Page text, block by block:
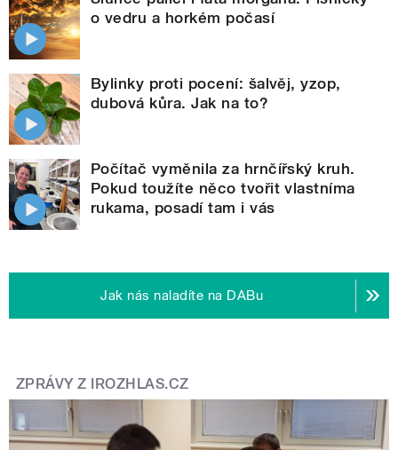
o vedru a horkém počasí
Bylinky proti pocení: šalvěj, yzop,
dubová kůra. Jak na to?
Počítač vyměnila za hrnčířský kruh.
Pokud toužíte něco tvořit vlastníma
rukama, posadí tam i vás
Jak nás naladíte na DABu
ZPRÁVY Z IROZHLAS.CZ